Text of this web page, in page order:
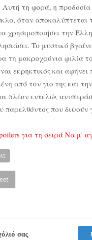
τη φορά, η προδοσία
όταν αποκαλύπτεται
χρησιμοποιήσει την
Το μυστικό
τη μακροχρόνια φιλία
εκρηκτικός και
από τον γιο της και
πλέον εντελώς
που διψούν
για τη σειρά Να μ'
σας